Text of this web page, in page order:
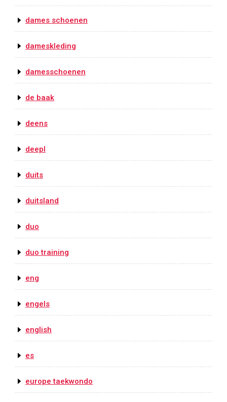
dames schoenen
dameskleding
damesschoenen
de baak
deens
deepl
duits
duitsland
duo
duo training
eng
engels
english
es
europe taekwondo